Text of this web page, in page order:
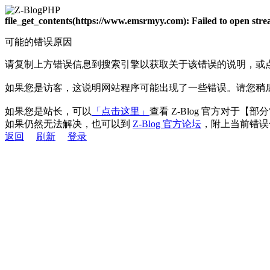
file_get_contents(https://www.emsrmyy.com): Failed to open
可能的错误原因
请复制上方错误信息到搜索引擎以获取关于该错误的说明，或
如果您是访客，这说明网站程序可能出现了一些错误。请您稍
如果您是站长，可以 「点击这里」 查看 Z-Blog 官方对于【部
如果仍然无法解决，也可以到 Z-Blog 官方论坛 ，附上当前错
返回
刷新 登录